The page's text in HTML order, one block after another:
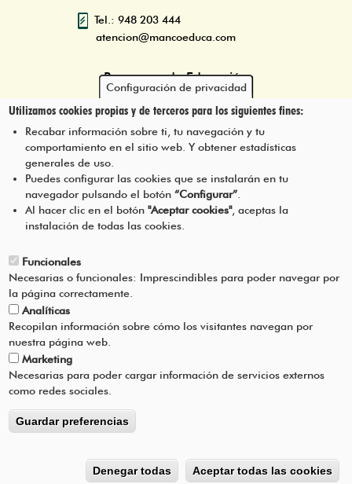
Tel.: 948 203 444
atencion@mancoeduca.com
Programa de Educación
Ambiental Escolar de la
Mancomunidad de la Comarca
de Pamplona
Pie
Menú
CONTÁCTANOS
CONDICIONES DEL SERVICIO
POLÍTICA DE PRIVACIDAD
Copyright ©2026l TODOS LOS DERECHOS RESERVADOS
Configuración de privacidad
Utilizamos cookies propias y de terceros para los siguientes fines:
Recabar información sobre ti, tu navegación y tu
comportamiento en el sitio web. Y obtener estadísticas
generales de uso.
Puedes configurar las cookies que se instalarán en tu
navegador pulsando el botón“Configurar”
Al hacer clic en el botón"Aceptar cookies", aceptas la
instalación de todas las cookies.
Funcionales
Necesarias o funcionales: Imprescindibles para poder navegar por
la página correctamente.
Analíticas
Recopilan información sobre cómo los visitantes navegan por
nuestra página web.
Marketing
Necesarias para poder cargar información de servicios externos
como redes sociales.
Guardar preferencias
Denegar todas Aceptar todas las cookies